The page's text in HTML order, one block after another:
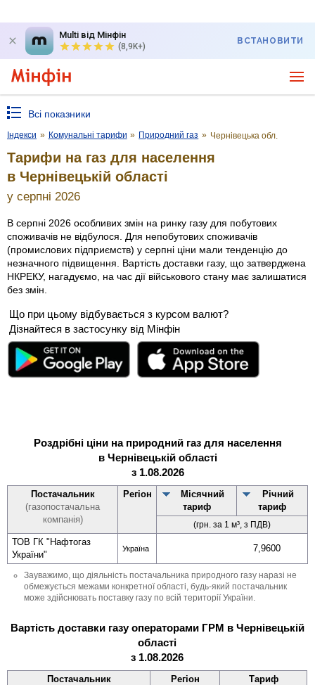
Multi від Мінфін
(8,9K+)
ВСТАНОВИТИ
Всі показники
Індекси » Комунальні тарифи » Природний газ » Чернівецька обл.
Тарифи на газ для населення
в Чернівецькій області
у серпні 2026
В серпні 2026 особливих змін на ринку газу для побутових
споживачів не відбулося. Для непобутових споживачів
(промислових підприємств) у серпні ціни мали тенденцію до
незначного підвищення. Вартість доставки газу, що затверджена
НКРЕКУ, нагадуємо, на час дії військового стану має залишатися
без змін.
Що при цьому відбувається з курсом валют?
Дізнайтеся в застосунку від Мінфін
Роздрібні ціни на природний газ для населення
в Чернівецькій області
з 1.08.2026
Постачальник
(газопостачальна
компанія)
Регіон
Місячний
тариф
Річний
тариф
(грн. за 1 м³, з ПДВ)
ТОВ ГК "Нафтогаз
України"
Україна 7,9600
Зауважимо, що діяльність постачальника природного газу наразі не
обмежується межами конкретної області, будь-який постачальник
може здійснювать поставку газу по всій території України.
Вартість доставки газу операторами ГРМ в Чернівецькій
області
з 1.08.2026
Постачальник
Регіон Тариф